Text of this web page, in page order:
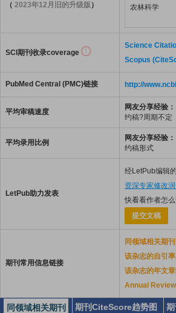
（ 2023年12月旧的升级版 ） 农林科学
SCI期刊收录coverage
Science
Scopus
PubMed Central (PMC)链接 http://
平均审稿速度
网友分享经验：
约稿?周期不定
平均录用比例
网友分享经验：
约稿形式
LetPub助力发表
经LetPub编辑
资深专家修改
快看看作者怎么
提交文稿
期刊常用信息链接
同领域相关期刊
该杂志的自引
该杂志的年文
Annual
同领域相关期刊 期刊CiteScore趋势图